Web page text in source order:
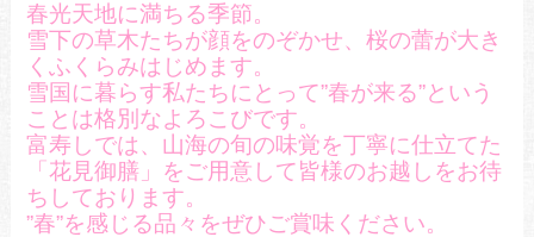
春光天地に満ちる季節。
雪下の草木たちが顔をのぞかせ、 桜の蕾が大き
くふくらみはじめます。
雪国に暮らす私たちにとって”春が来る”という
ことは格別なよろこびです。
富寿しでは、山海の旬の味覚を丁寧に仕立てた
「花見御膳」
をご用意して皆様のお越しをお待
ちしております。
”春”を感じる品々をぜひご賞味ください。